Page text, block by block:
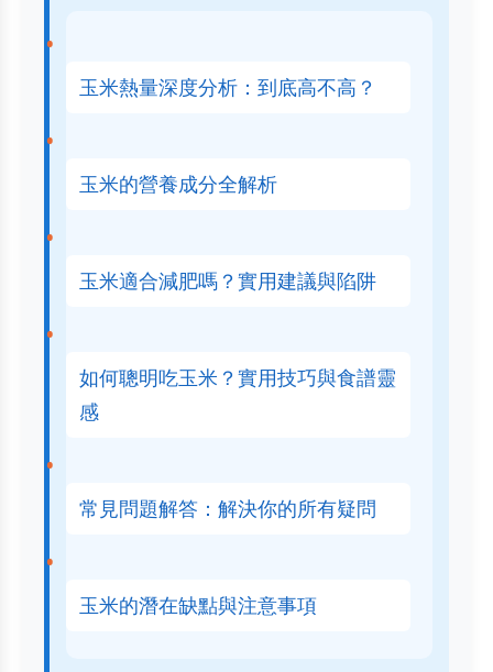
玉米熱量深度分析：到底高不高？
玉米的營養成分全解析
玉米適合減肥嗎？實用建議與陷阱
如何聰明吃玉米？實用技巧與食譜靈
感
常見問題解答：解決你的所有疑問
玉米的潛在缺點與注意事項